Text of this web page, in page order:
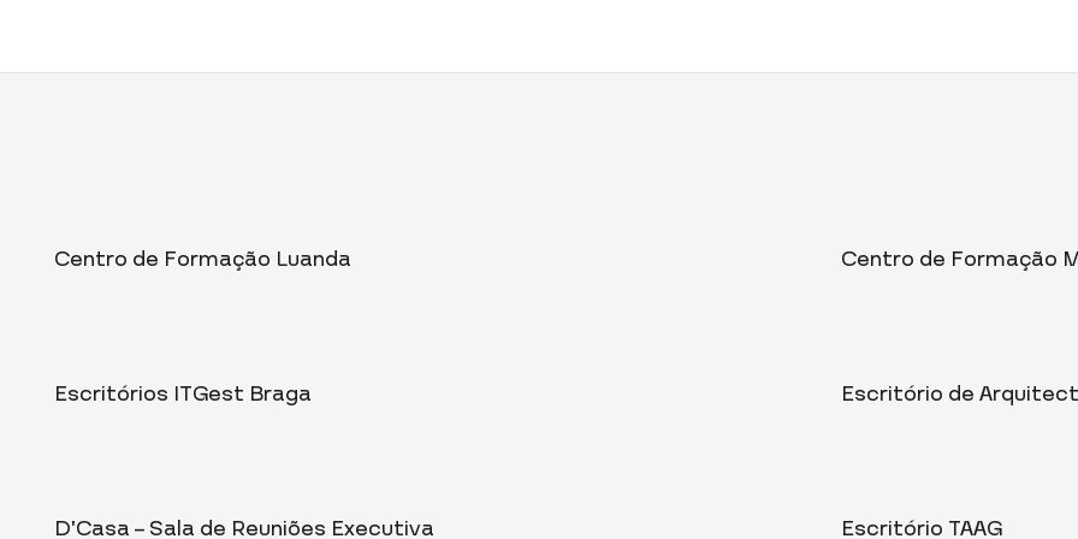
Centro de Formação Luanda Centro de Formação
Escritórios ITGest Braga Escritório de
D’Casa – Sala de Reuniões Executiva Escritório TAAG